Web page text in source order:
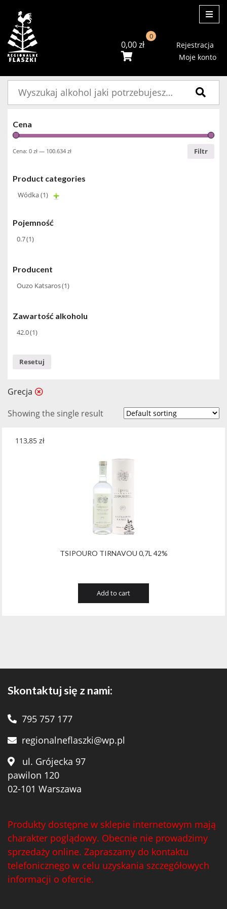
0,00zł
0
Rejestracja
Moje konto
Cena
Filtr
Cena: 0 zł — 100.634 zł
Product categories
Wódka(1)
Pojemność
0.7(1)
Producent
Ouzo Katsaros(1)
Zawartość alkoholu
42.0(1)
Resetuj
Grecja
Showing the single result
TSIPOURO TIRNAVOU 0,7L 42%
113,85 zł
Add to cart
Skontaktuj się z nami:
795 757 177
regionalneflaszki@wp.pl
ul. Grójecka 97
pawilon 120
02-101 Warszawa
Produkty dostępne w sklepie internetowym mają
charakter poglądowy. Obecnie nie prowadzimy
sprzedaży online. Zapraszamy do kontaktu
telefonicznego w celu uzyskania szczegółowych
informacji o ofercie.